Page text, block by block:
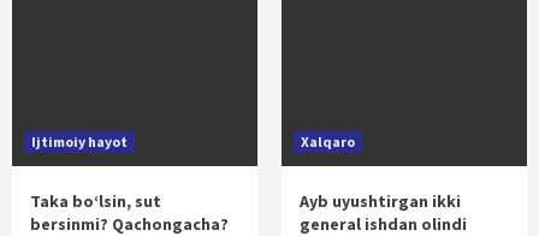
Ijtimoiy hayot
Taka bo‘lsin, sut
bersinmi? Qachongacha?
Xalqaro
Ayb uyushtirgan ikki
general ishdan olindi